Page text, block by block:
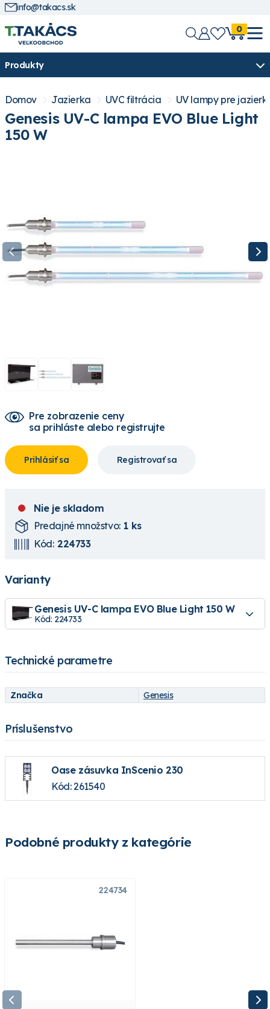
info@takacs.sk
0
Produkty
Domov Jazierka UVC filtrácia UV lampy pre
Genesis UV-C lampa EVO Blue Light
150 W
Pre zobrazenie ceny
sa prihláste alebo registrujte
Prihlásiť sa Registrovať sa
Nie je skladom
Predajné množstvo: 1 ks
Kód: 224733
Varianty
Genesis UV-C lampa EVO Blue Light 150 W
Kód: 224733
Technické parametre
Značka Genesis
Príslušenstvo
Oase zásuvka InScenio 230
Kód: 261540
Podobné produkty z kategórie
224734